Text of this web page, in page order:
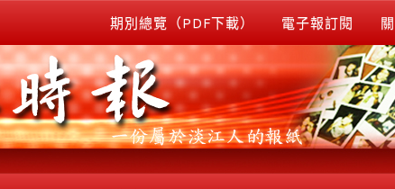
期別總覽（PDF下載） 電子報訂閱